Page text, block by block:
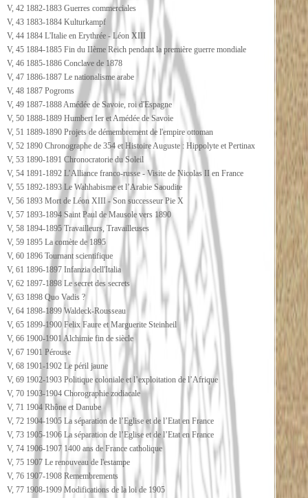
V, 42 1882-1883 Guerres commerciales
V, 43 1883-1884 Kulturkampf
V, 44 1884 L'Italie en Erythrée - Léon XIII
V, 45 1884-1885 Fin du IIème Reich pendant la première guerre mondiale
V, 46 1885-1886 Conclave de 1878
V, 47 1886-1887 Le nationalisme arabe
V, 48 1887 Pogroms
V, 49 1887-1888 Amédée de Savoie, roi d'Espagne
V, 50 1888-1889 Humbert Ier et Amédée de Savoie
V, 51 1889-1890 Projets de démembrement de l'empire ottoman
V, 52 1890 Chronographe de 354 et Histoire Auguste : Hippolyte et Pertinax
V, 53 1890-1891 Chronocratorie du Soleil
V, 54 1891-1892 L’Alliance franco-russe - Visite de Nicolas II en France
V, 55 1892-1893 Le Wahhabisme et l’Arabie Saoudite
V, 56 1893 Mort de Léon XIII - Son successeur Pie X
V, 57 1893-1894 Saint Paul de Mausole vers 1890
V, 58 1894-1895 Travailleurs, Travailleuses
V, 59 1895 La comète de 1895
V, 60 1896 Tournant scientifique
V, 61 1896-1897 Infanzia dell'Italia
V, 62 1897-1898 Le secret des secrets
V, 63 1898 Quo Vadis ?
V, 64 1898-1899 Waldeck-Rousseau
V, 65 1899-1900 Felix Faure et Marguerite Steinheil
V, 66 1900-1901 Alchimie fin de siècle
V, 67 1901 Pérouse
V, 68 1901-1902 Le péril jaune
V, 69 1902-1903 Politique coloniale et l’exploitation de l’Afrique
V, 70 1903-1904 Chorographie zodiacale
V, 71 1904 Rhône et Danube
V, 72 1904-1905 La séparation de l’Eglise et de l’Etat en France
V, 73 1905-1906 La séparation de l’Eglise et de l’Etat en France
V, 74 1906-1907 1400 ans de France catholique
V, 75 1907 Le renouveau de l'estampe
V, 76 1907-1908 Remembrements
V, 77 1908-1909 Modifications de la loi de 1905